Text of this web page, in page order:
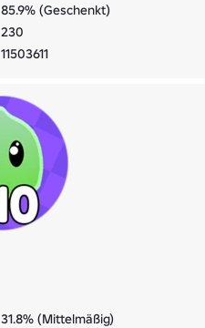
85.9% (Geschenkt)
230
11503611
31.8% (Mittelmäßig)